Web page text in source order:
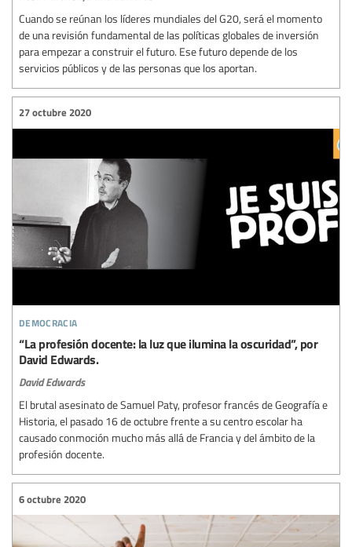
Cuando se reúnan los líderes mundiales del G20, será el momento
de una revisión fundamental de las políticas globales de inversión
para empezar a construir el futuro. Ese futuro depende de los
servicios públicos y de las personas que los aportan.
democracia
27 octubre 2020
“La profesión docente: la luz que ilumina la oscuridad”, por
David Edwards.
David Edwards
El brutal asesinato de Samuel Paty, profesor francés de Geografía e
Historia, el pasado 16 de octubre frente a su centro escolar ha
causado conmoción mucho más allá de Francia y del ámbito de la
profesión docente.
6 octubre 2020